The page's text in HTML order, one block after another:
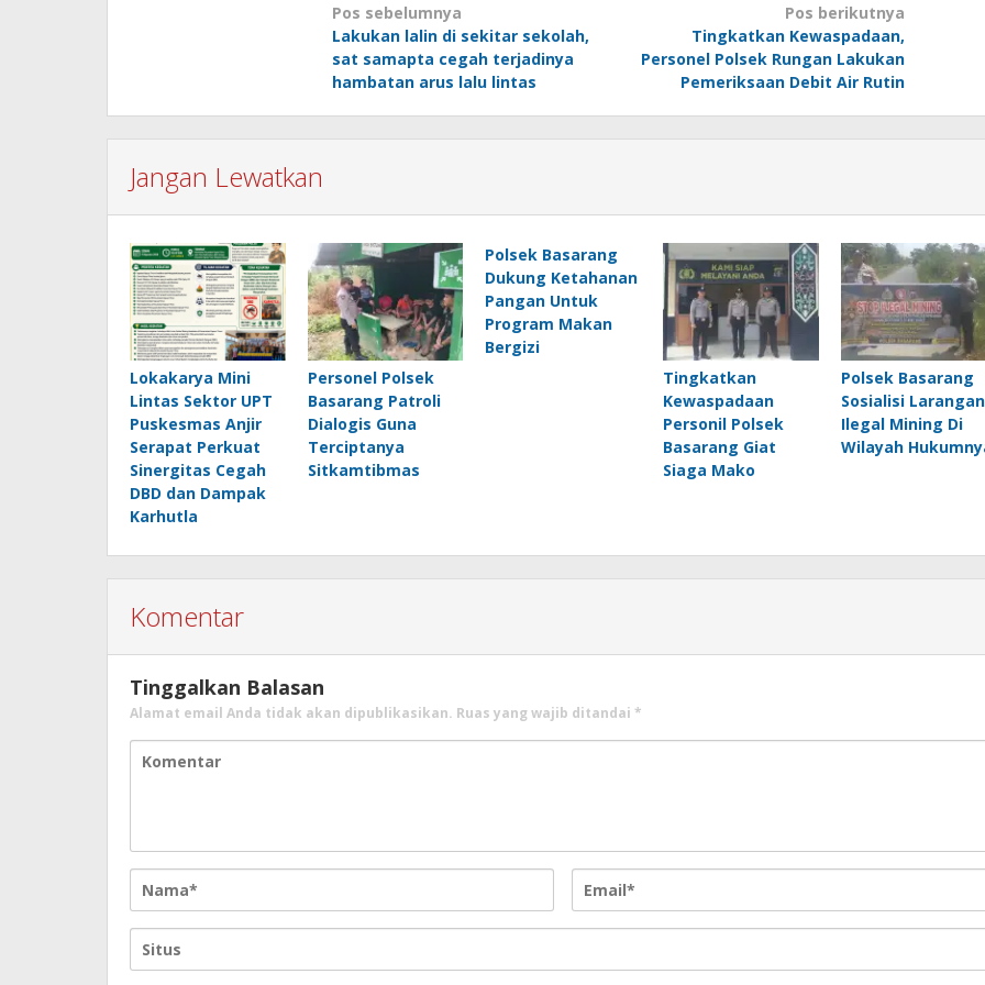
Navigasi
pos
Pos sebelumnya
Lakukan lalin di sekitar sekolah,
sat samapta cegah terjadinya
hambatan arus lalu lintas
Pos berikutnya
Tingkatkan Kewaspadaan,
Personel Polsek Rungan Lakukan
Pemeriksaan Debit Air Rutin
Jangan Lewatkan
Lokakarya Mini
Lintas Sektor UPT
Puskesmas Anjir
Serapat Perkuat
Sinergitas Cegah
DBD dan Dampak
Karhutla
Personel Polsek
Basarang Patroli
Dialogis Guna
Terciptanya
Sitkamtibmas
Polsek Basarang
Dukung Ketahanan
Pangan Untuk
Program Makan
Bergizi
Tingkatkan
Kewaspadaan
Personil Polsek
Basarang Giat
Siaga Mako
Polsek Basarang
Sosialisi Larangan
Ilegal Mining Di
Wilayah
Komentar
Tinggalkan Balasan
Alamat email Anda tidak akan dipublikasikan. Ruas yang wajib ditandai *